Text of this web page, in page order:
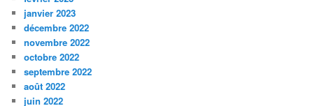
janvier 2023
décembre 2022
novembre 2022
octobre 2022
septembre 2022
août 2022
juin 2022